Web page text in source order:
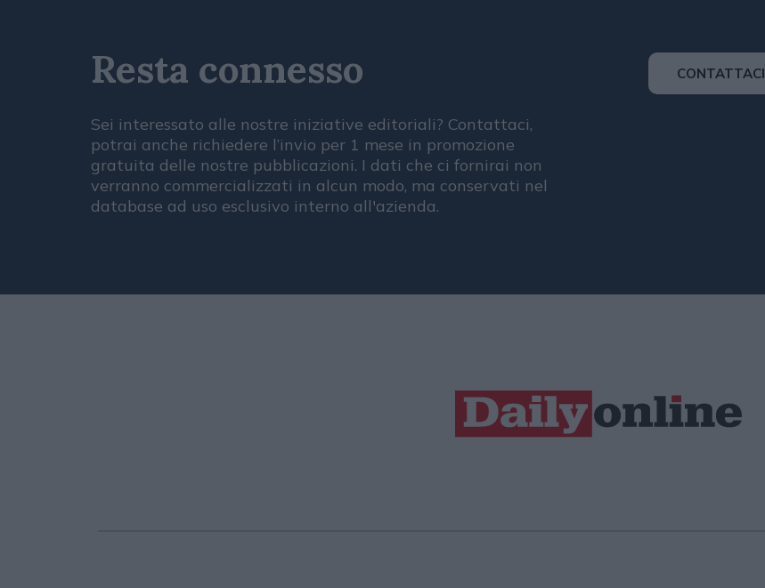
Resta connesso
Sei interessato alle nostre iniziative editoriali? Contattaci,
potrai anche richiedere l’invio per 1 mese in promozione
gratuita delle nostre pubblicazioni. I dati che ci fornirai non
verranno commercializzati in alcun modo, ma conservati nel
database ad uso esclusivo interno all'azienda.
CONTATTACI